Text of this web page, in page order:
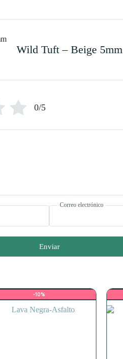
Wild Tuft – Beige 5mm
0/5
Correo electrónico
Enviar
-10%